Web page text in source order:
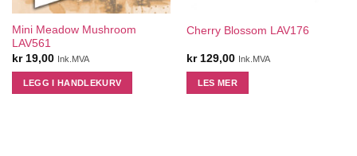
Mini Meadow Mushroom
LAV561
kr19,00 Ink.MVA
LEGG I HANDLEKURV
Cherry Blossom LAV176
kr129,00 Ink.MVA
LES MER